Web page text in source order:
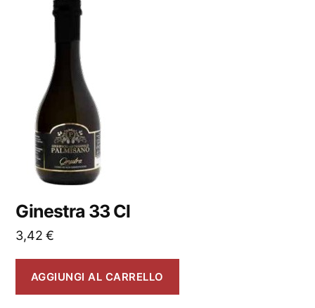
Ginestra 33 Cl
3,42€
AGGIUNGI AL CARRELLO